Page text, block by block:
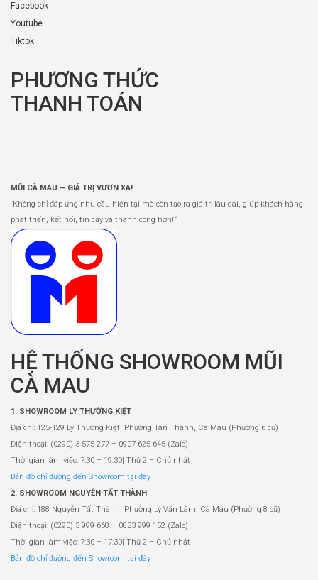
Facebook
Youtube
Tiktok
PHƯƠNG THỨC
THANH TOÁN
MŨI CÀ MAU – GIÁ TRỊ VƯƠN XA!
“Không chỉ đáp ứng nhu cầu hiện tại mà còn tạo ra giá trị lâu dài, giúp khách hàng
phát triển, kết nối, tin cậy và thành công hơn! ”
HỆ THỐNG SHOWROOM MŨI
CÀ MAU
1. SHOWROOM LÝ THƯỜNG KIỆT
Địa chỉ: 125-129 Lý Thường Kiệt, Phường Tân Thành, Cà Mau (Phường 6 cũ)
Điện thoại: (0290) 3 575 277 – 0907 625 645 (Zalo)
Thời gian làm việc: 7:30 – 19:30| Thứ 2 – Chủ nhật
Bản đồ chỉ đường đến Showroom tại đây
2. SHOWROOM NGUYỄN TẤT THÀNH
Địa chỉ: 188 Nguyễn Tất Thành, Phường Lý Văn Lâm, Cà Mau (Phường 8 cũ)
Điện thoại: (0290) 3 999 668 – 0833 999 152 (Zalo)
Thời gian làm việc: 7:30 – 17:30| Thứ 2 – Chủ nhật
Bản đồ chỉ đường đến Showroom tại đây